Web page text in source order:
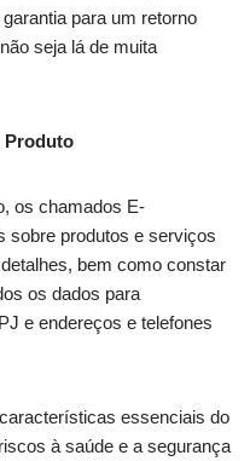
para um retorno
seja lá de muita
Produto
os chamados E-
sobre produtos e serviços
bem como constar
os dados para
e endereços e telefones
essenciais do
à saúde e a segurança